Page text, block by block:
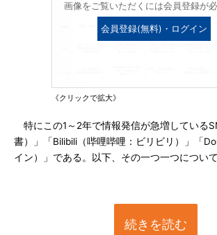
画像をご覧いただくには会員登録が
会員登録(無料)・ログイン
《クリックで拡大》
特にこの1～2年で情報発信が急増している
書）」「Bilibili（哔哩哔哩：ビリビリ）」「
イン）」である。以下、その一つ一つについて
続きを読む